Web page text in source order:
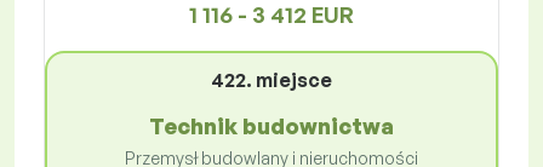
1 116 - 3 412 EUR
422. miejsce
Technik budownictwa
Przemysł budowlany i nieruchomości